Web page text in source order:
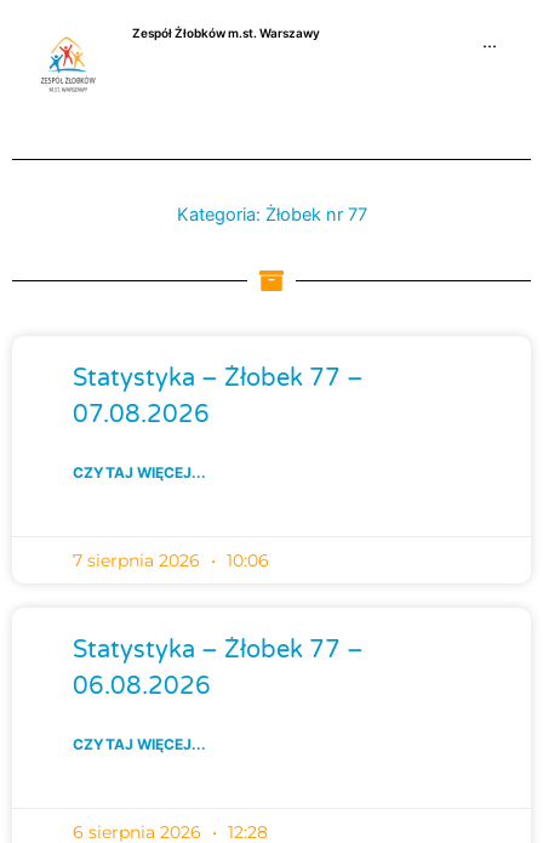
Zespół Żłobków m.st. Warszawy
···
Kategoria: Żłobek nr 77
Statystyka – Żłobek 77 –
07.08.2026
CZYTAJ WIĘCEJ...
7 sierpnia 2026 10:06
Statystyka – Żłobek 77 –
06.08.2026
CZYTAJ WIĘCEJ...
6 sierpnia 2026 12:28